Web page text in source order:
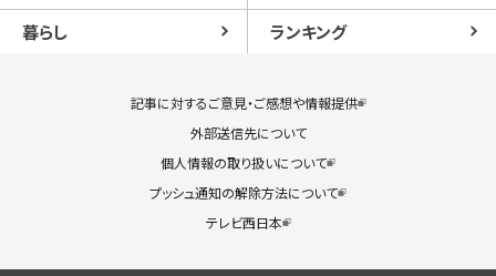
暮らし
ランキング
記事に対するご意見・ご感想や情報提供
外部送信先について
個人情報の取り扱いについて
プッシュ通知の解除方法について
テレビ西日本